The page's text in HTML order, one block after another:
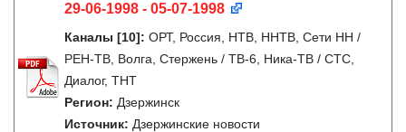
29-06-1998 - 05-07-1998
Каналы [10]: ОРТ, Россия, НТВ, ННТВ, Сети НН /
РЕН-ТВ, Волга, Стержень / ТВ-6, Ника-ТВ / СТС,
Диалог, ТНТ
Регион: Дзержинск
Источник: Дзержинские новости